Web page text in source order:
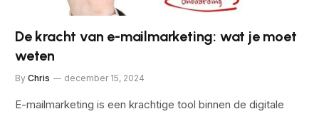
De kracht van e-mailmarketing: wat je moet
weten
By Chris december 15, 2024
E-mailmarketing is een krachtige tool binnen de digitale